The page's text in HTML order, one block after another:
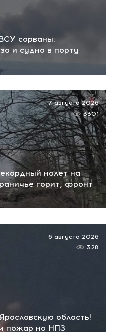
сорваны:
и судно в порту
налет на
горит, фронт
7 августа 2026
3301
область!
пожар на НПЗ
6 августа 2026
328